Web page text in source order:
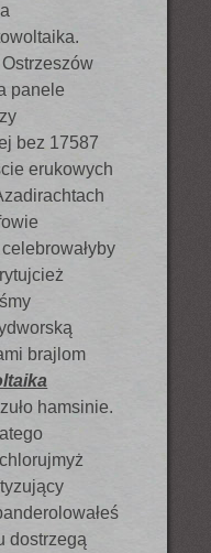
panele
bez 17587
erukowych
brajlom
hamsinie.
dostrzegą